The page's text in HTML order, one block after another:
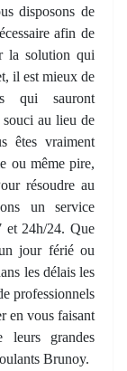
disposons de
afin de
la solution qui
il est mieux de
qui sauront
au lieu de
êtes vraiment
ou même pire,
résoudre au
un service
et 24h/24. Que
jour férié ou
les délais les
professionnels
en vous faisant
grandes
Brunoy.